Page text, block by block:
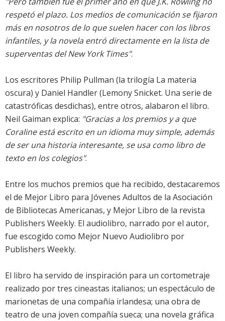
respetó el plazo. Los medios de comunicación se fijaron
más en nosotros de lo que suelen hacer con los libros
infantiles, y la novela entró directamente en la lista de
superventas del New York Times".
Los escritores Philip Pullman (la trilogía La materia
oscura) y Daniel Handler (Lemony Snicket. Una serie de
catastróficas desdichas), entre otros, alabaron el libro.
Neil Gaiman explica: "Gracias a los premios y a que
Coraline está escrito en un idioma muy simple, además
de ser una historia interesante, se usa como libro de
texto en los colegios".
Entre los muchos premios que ha recibido, destacaremos
el de Mejor Libro para Jóvenes Adultos de la Asociación
de Bibliotecas Americanas, y Mejor Libro de la revista
Publishers Weekly. El audiolibro, narrado por el autor,
fue escogido como Mejor Nuevo Audiolibro por
Publishers Weekly.
El libro ha servido de inspiración para un cortometraje
realizado por tres cineastas italianos; un espectáculo de
marionetas de una compañía irlandesa; una obra de
teatro de una joven compañía sueca; una novela gráfica